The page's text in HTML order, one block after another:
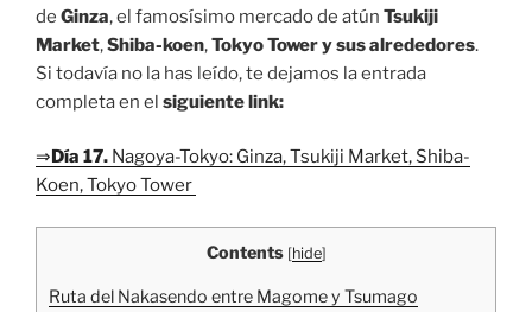
de Ginza, el famosísimo mercado de atún Tsukiji
Market,Shiba-koen,Tokyo Tower y sus alrededores.
Si todavía no la has leído, te dejamos la entrada
completa en el siguiente link:
⇒Día 17. Nagoya-Tokyo: Ginza, Tsukiji Market, Shiba-
Koen, Tokyo Tower
Contents [hide]
Ruta del Nakasendo entre Magome y Tsumago